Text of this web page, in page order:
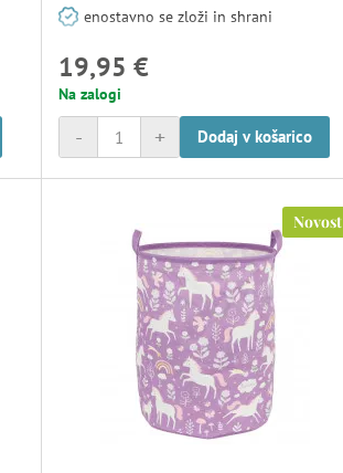
enostavno se zloži in shrani
19,95 €
Na zalogi
+
- Dodaj v košarico
Novost